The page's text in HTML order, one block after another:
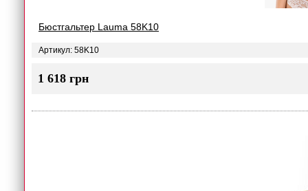
Бюстгальтер Lauma 58K10
Артикул: 58K10
1 618 грн